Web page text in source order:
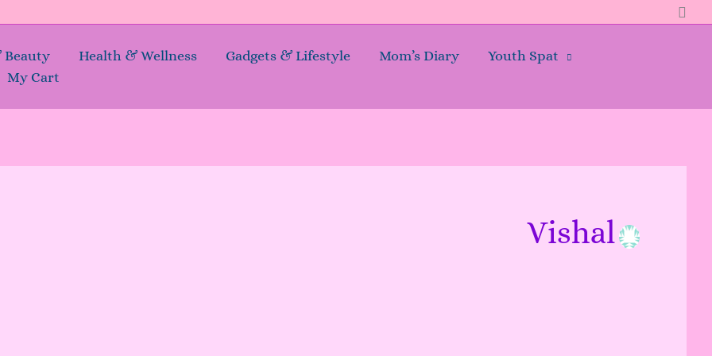
Beauty Health & Wellness Gadgets & Lifestyle Mom’s Diary
Youth Spat
My Cart
Vishal